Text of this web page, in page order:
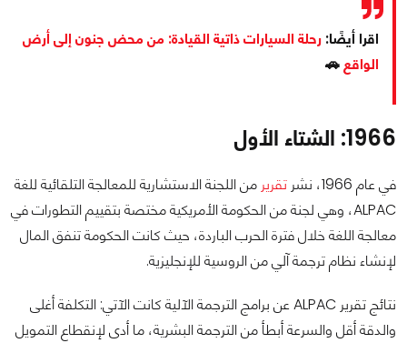
اقرا أيضًا: رحلة السيارات ذاتية القيادة: من محض جنون إلى أرض
الواقع🚗
1966: الشتاء الأول
في عام 1966، نشر تقرير من اللجنة الاستشارية للمعالجة التلقائية للغة
ALPAC، وهي لجنة من الحكومة الأمريكية مختصة بتقييم التطورات في
معالجة اللغة خلال فترة الحرب الباردة، حيث كانت الحكومة تنفق المال
لإنشاء نظام ترجمة آلي من الروسية للإنجليزية.
نتائج تقرير ALPAC عن برامج الترجمة الآلية كانت الآتي: التكلفة أغلى
والدقة أقل والسرعة أبطأ من الترجمة البشرية، ما أدى لإنقطاع التمويل